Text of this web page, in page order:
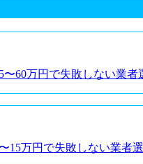
60万円で失敗しない業者
15万円で失敗しない業者